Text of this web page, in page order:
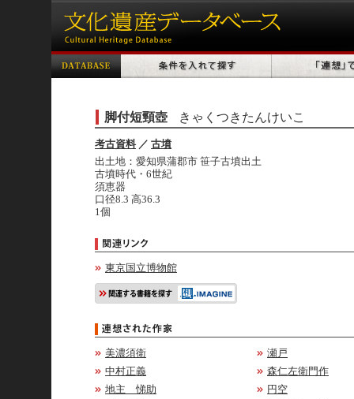
脚付短頸壺 きゃくつきたんけいこ
考古資料／ 古墳
出土地：愛知県蒲郡市 笹子古墳出土
古墳時代・6世紀
須恵器
口径8.3 高36.3
1個
東京国立博物館
美濃須衛
瀬戸
中村正義
森仁左衛門作
地主 悌助
円空